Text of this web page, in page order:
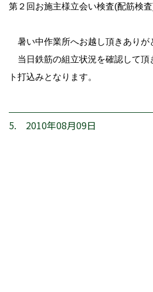
第２回お施主様立会い検査(配筋検
暑い中作業所へお越し頂きありが
当日鉄筋の組立状況を確認して頂
ト打込みとなります。
5. 2010年08月09日